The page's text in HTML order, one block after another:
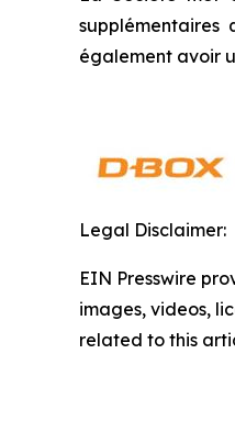
également avoir
Legal Disclaimer:
EIN Presswire
images, videos,
related to this